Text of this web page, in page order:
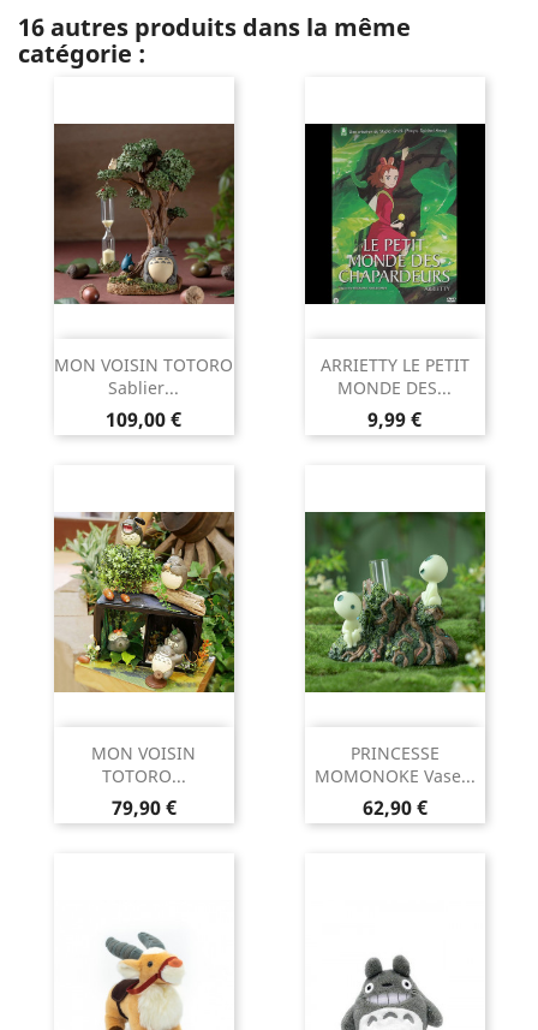
16 autres produits dans la même
catégorie :
MON VOISIN TOTORO
Sablier...
Prix
109,00 €
ARRIETTY LE PETIT
MONDE DES...
Prix
9,99 €
MON VOISIN
TOTORO...
Prix
79,90 €
PRINCESSE
MOMONOKE Vase...
Prix
62,90 €